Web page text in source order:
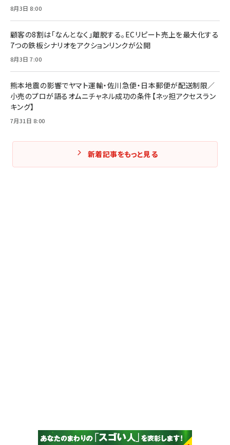
Amazonランキングをもっと見る
8月3日 8:00
顧客の8割は「なんとなく」離脱する。ECリピート売上を最大化する
7つの鉄板シナリオをアクションリンクが公開
8月3日 7:00
熊本地震の影響でヤマト運輸・佐川急便・日本郵便が配送制限／
小売のプロが語るオムニチャネル成功の条件【ネッ担アクセスラン
キング】
7月31日 8:00
新着記事をもっと見る